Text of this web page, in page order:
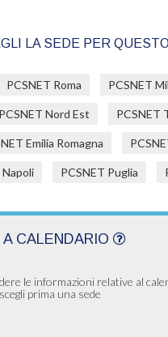
LA SEDE PER
PCSNET Roma PCSNET
PCSNET Nord Est PCSNET
Emilia Romagna
Napoli PCSNET Puglia
A CALENDARIO
le informazioni relative al
prima una sede